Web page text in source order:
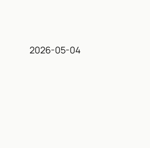
2026-05-04